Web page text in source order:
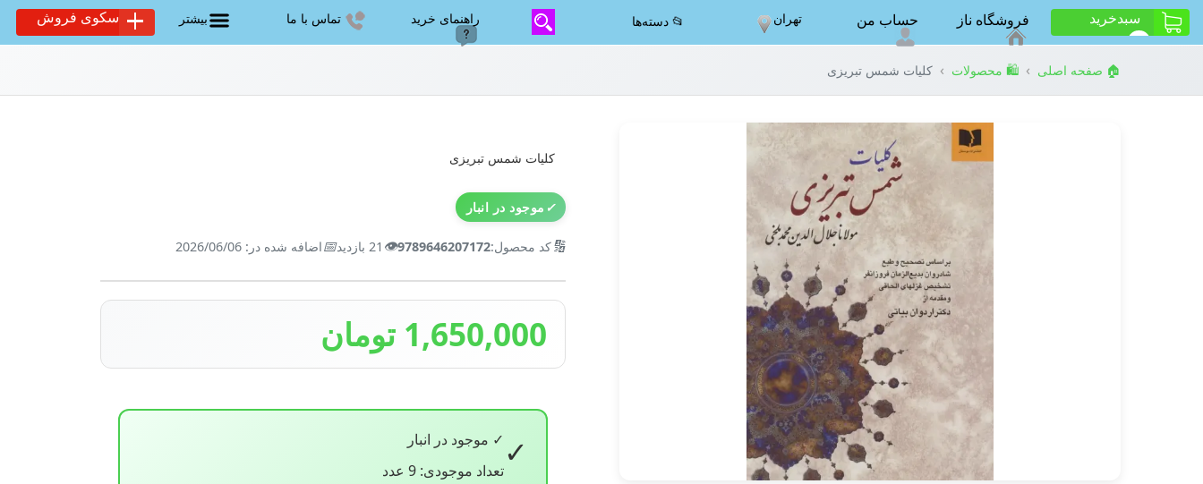
سبد‌خرید فروشگاه ناز حساب من تهران 📂 دسته‌ها راهنمای خرید تماس با ما بیشتر سکوی فروش
🏠 صفحه اصلی › 🛍️ محصولات › کلیات شمس تبریزی
کلیات شمس تبریزی
✓ موجود در انبار
🔢کد محصول:9789646207172
👁️ 21 بازدید 📅اضافه شده در: 2026/06/06
1,650,000 تومان
✓ ✓ موجود در انبار
تعداد موجودی: 9 عدد